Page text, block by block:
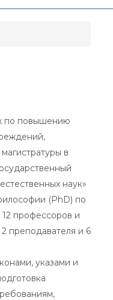
по повышению
в
наук»
(PhD) по
профессоров и
преподавателя и 6
указами и